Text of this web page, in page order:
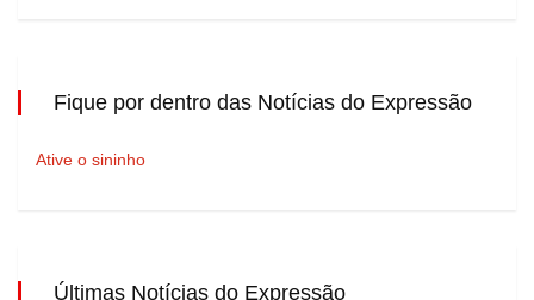
Fique por dentro das Notícias do Expressão
Ative o sininho
Últimas Notícias do Expressão